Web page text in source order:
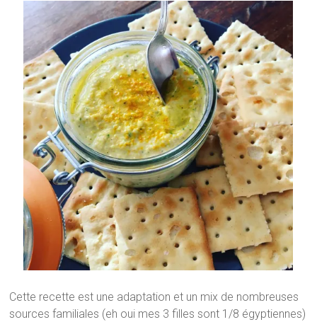
Cette recette est une adaptation et un mix de nombreuses
sources familiales (eh oui mes 3 filles sont 1/8 égyptiennes)